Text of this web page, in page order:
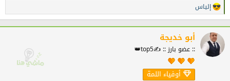
ا
ل
ت
ف
ا
ع
إلياس
أبو خديجة
:: عضو بارز :: ✍️top5👑
أوفياء اللمة